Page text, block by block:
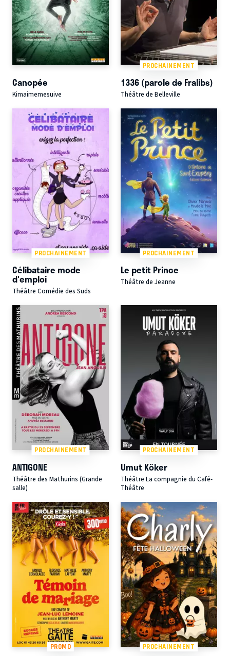
Canopée
Kimaimemesuive
PROCHAINEMENT
1336 (parole de Fralibs)
Théâtre de Belleville
PROCHAINEMENT
Célibataire mode
d'emploi
Théâtre Comédie des Suds
PROCHAINEMENT
Le petit Prince
Théâtre de Jeanne
PROCHAINEMENT
ANTIGONE
Théâtre des Mathurins (Grande
salle)
PROCHAINEMENT
Umut Köker
Théâtre La compagnie du Café-
Théâtre
PROMO PROCHAINEMENT